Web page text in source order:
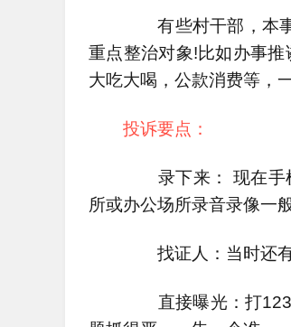
有些村干部，本事
重点整治对象!比如办事
大吃大喝，公款消费等，
投诉要点：
录下来： 现在手机
所或办公场所录音录像一
找证人：当时还有
直接曝光：打